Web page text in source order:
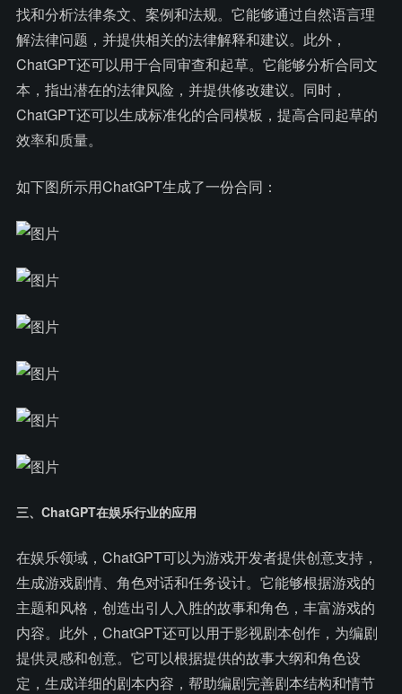
找和分析法律条文、案例和法规。它能够通过自然语言理
解法律问题，并提供相关的法律解释和建议。此外，
ChatGPT还可以用于合同审查和起草。它能够分析合同文
本，指出潜在的法律风险，并提供修改建议。同时，
ChatGPT还可以生成标准化的合同模板，提高合同起草的
效率和质量。
如下图所示用ChatGPT生成了一份合同：
三、ChatGPT在娱乐行业的应用
在娱乐领域，ChatGPT可以为游戏开发者提供创意支持，
生成游戏剧情、角色对话和任务设计。它能够根据游戏的
主题和风格，创造出引人入胜的故事和角色，丰富游戏的
内容。此外，ChatGPT还可以用于影视剧本创作，为编剧
提供灵感和创意。它可以根据提供的故事大纲和角色设
定，生成详细的剧本内容，帮助编剧完善剧本结构和情节